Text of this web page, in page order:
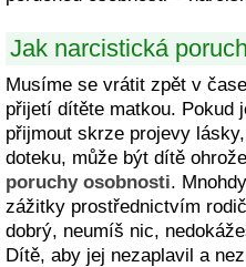
Jak narcistická
Musíme se vrátit zpět v
přijetí dítěte matkou. Pokud
přijmout skrze projevy
doteku, může být dítě
poruchy osobnosti.
zážitky prostřednictvím
dobrý, neumíš nic,
Dítě, aby jej nezaplavil a